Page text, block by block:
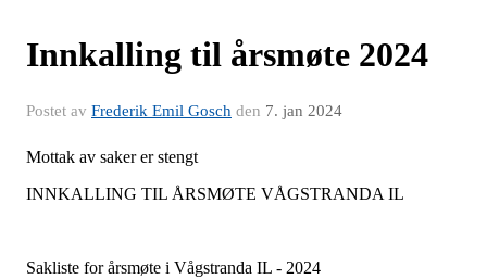
Innkalling til årsmøte 2024
Postet av Frederik Emil Gosch den 7. jan 2024
Mottak av saker er stengt
INNKALLING TIL ÅRSMØTE VÅGSTRANDA IL
Sakliste for årsmøte i Vågstranda IL - 2024